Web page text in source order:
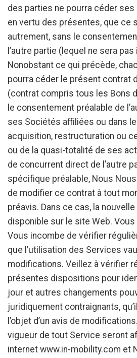
des parties ne pourra céder
en vertu des présentes, que ce
autrement, sans le
l’autre partie (lequel ne sera
Nonobstant ce qui précède,
pourra céder le présent contrat
(contrat compris tous les Bons
le consentement préalable de
ses Sociétés affiliées ou dans le
acquisition, restructuration ou
ou de la quasi-totalité de ses
de concurrent direct de l’autre
spécifique préalable, Nous
de modifier ce contrat à tout
préavis. Dans ce cas, la
disponible sur le site Web. Vous
Vous incombe de vérifier
que l’utilisation des Services
modifications. Veillez à vérifier
présentes dispositions pour
jour et autres changements
juridiquement contraignants,
l’objet d’un avis de
vigueur de tout Service seront
internet www.in-mobility.com et